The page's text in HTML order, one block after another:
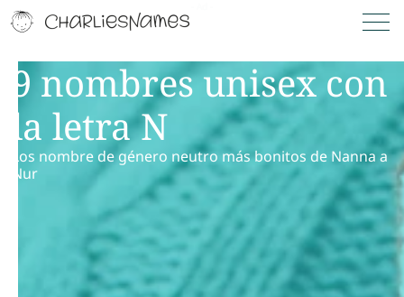
9 nombres unisex con
la letra N
Los nombre de género neutro más bonitos de Nanna a
Nur